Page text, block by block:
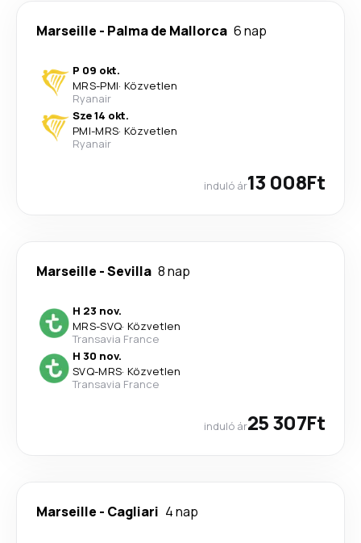
Marseille - Palma de Mallorca 6 nap
P 09 okt.
MRS-PMI· Közvetlen
Ryanair
Sze 14 okt.
PMI-MRS· Közvetlen
Ryanair
induló ár13 008Ft
Marseille -Sevilla 8 nap
H 23 nov.
MRS-SVQ· Közvetlen
Transavia France
H 30 nov.
SVQ-MRS· Közvetlen
Transavia France
induló ár25 307Ft
Marseille - Cagliari 4 nap